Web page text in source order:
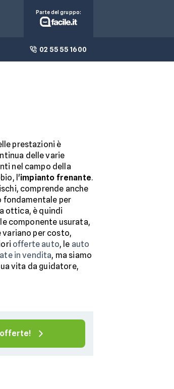
02 55 55 1600
Parte del gruppo:
prestazioni è
delle varie
nel campo della
l'impianto frenante.
comprende anche
fondamentale per
ottica, è quindi
componente usurata,
per costo,
offerte auto, le auto
in vendita, ma siamo
vita da guidatore,
offerte!